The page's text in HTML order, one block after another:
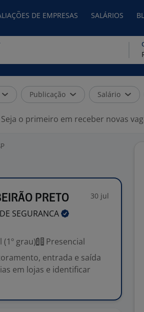
DE EMPRESAS SALÁRIOS
Publicação Salário
Seja o primeiro em receber novas
PRETO 30 jul
SEGURANCA
grau)
Presencial
entrada e saída
em lojas e identificar